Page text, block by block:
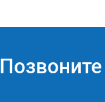
Позвоните